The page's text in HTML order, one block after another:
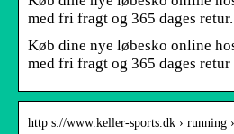
med fri fragt og 365 dages retur.
Køb dine nye løbesko online
med fri fragt og 365 dages retur
http s://www.keller-sports.dk › running